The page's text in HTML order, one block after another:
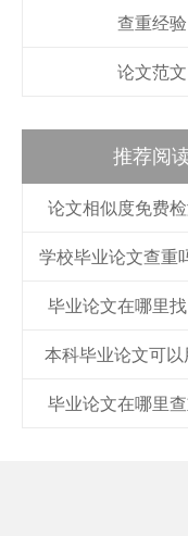
查重经验
论文范文
推荐阅
论文相似度免费
学校毕业论文查重
毕业论文在哪里
本科毕业论文可
毕业论文在哪里